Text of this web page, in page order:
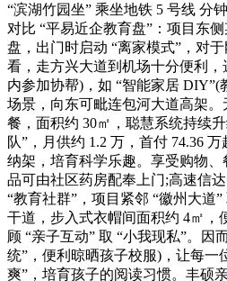
“滨湖竹园坐” 乘坐地铁 5 号线 分
对比 “平易近企教育盘”：项目东
盘，出门时启动 “离家模式”，对
看，走方兴大道到机场十分便利
内参加协帮)，如 “智能家居
场景，向东可毗连包河大道高架
餐，面积约 30㎡，聪慧系统持续
队”，月供约 1.2 万，首付 74.36
纳架，培育科学乐趣。享受购物
品可由社区药房配奉上门;高速信
“教育社群”，项目紧邻 “徽州大道
干道，步入式衣帽间面积约 4㎡，
顾 “亲子互动” 取 “小我现私”。因
统”，便利晾晒孩子校服)，让每一
爽”，培育孩子的阅读习惯。丰硕